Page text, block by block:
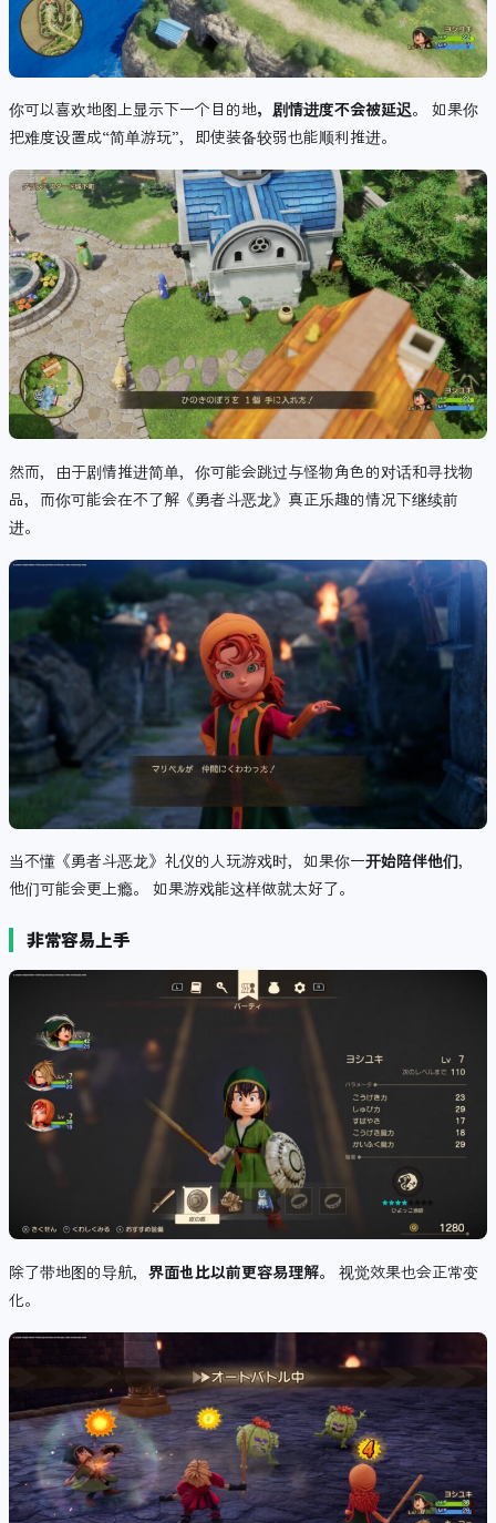
你可以喜欢地图上显示下一个目的地，剧情进度不会被延迟。 如果你
把难度设置成“简单游玩”，即使装备较弱也能顺利推进。
然而，由于剧情推进简单，你可能会跳过与怪物角色的对话和寻找物
品，而你可能会在不了解《勇者斗恶龙》真正乐趣的情况下继续前
进。
当不懂《勇者斗恶龙》礼仪的人玩游戏时，如果你一开始陪伴他们，
他们可能会更上瘾。 如果游戏能这样做就太好了。
非常容易上手
除了带地图的导航， 界面也比以前更容易理解。 视觉效果也会正常变
化。